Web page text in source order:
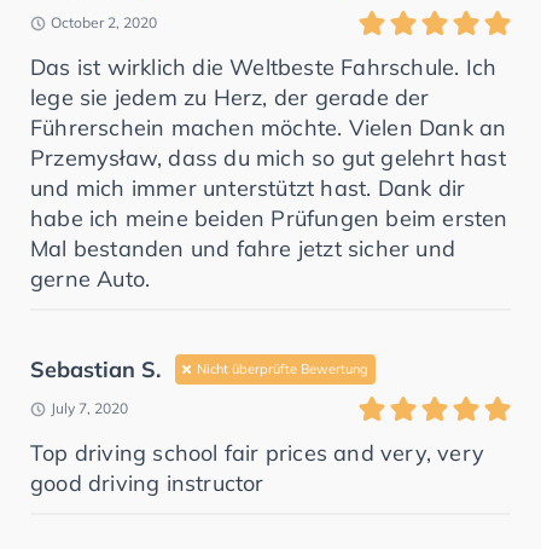
October 2, 2020
Das ist wirklich die Weltbeste Fahrschule. Ich
lege sie jedem zu Herz, der gerade der
Führerschein machen möchte. Vielen Dank an
Przemysław, dass du mich so gut gelehrt hast
und mich immer unterstützt hast. Dank dir
habe ich meine beiden Prüfungen beim ersten
Mal bestanden und fahre jetzt sicher und
gerne Auto.
Sebastian S. Nicht überprüfte Bewertung
July 7, 2020
Top driving school fair prices and very, very
good driving instructor